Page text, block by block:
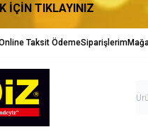
İÇİN TIKLAYINIZ
Taksit ÖdemeSiparişlerim